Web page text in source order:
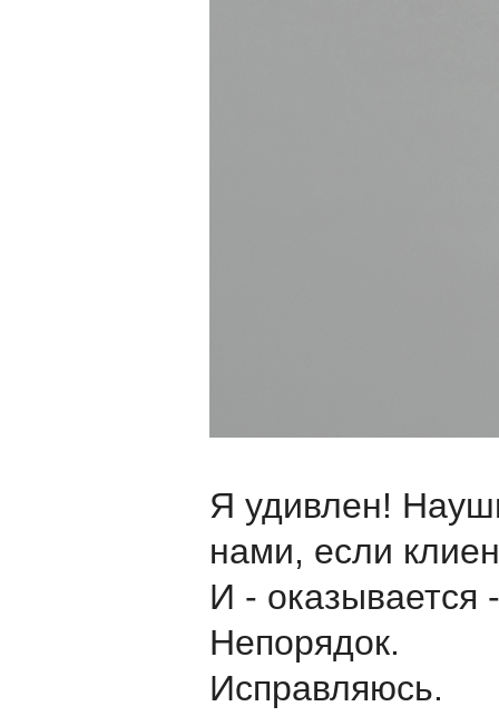
Я удивлен!
нами, если
И - оказывается
Непорядок.
Исправляюсь.